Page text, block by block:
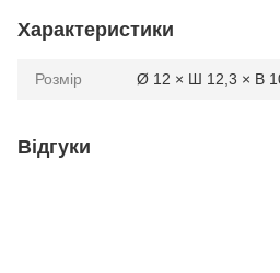
Характеристики
Розмір Ø 12 × Ш 12,3 × В
Відгуки